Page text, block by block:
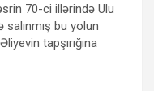
70-ci illərində Ulu
bu yolun
tapşırığına